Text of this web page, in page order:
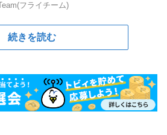
フライチーム)
続きを読む